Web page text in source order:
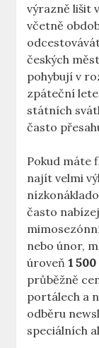
výrazně lišit
včetně
českých
pohybují v
zpáteční
státních
často
Pokud máte
najít velmi
často
nebo únor,
úroveň 1
průběžně
portálech a
odběru
speciálních